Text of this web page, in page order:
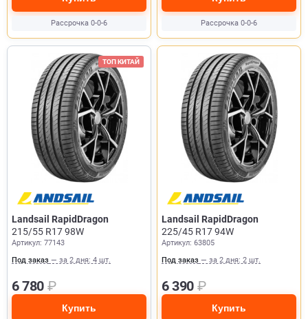
Рассрочка 0-0-6 Рассрочка 0-0-6
ТОП КИТАЙ
Landsail RapidDragon
215/55 R17 98W
Артикул: 77143
Под заказ — за 2 дня: 4 шт.
6 780 ₽
Купить
Landsail RapidDragon
225/45 R17 94W
Артикул: 63805
Под заказ — за 2 дня: 2 шт.
6 390 ₽
Купить